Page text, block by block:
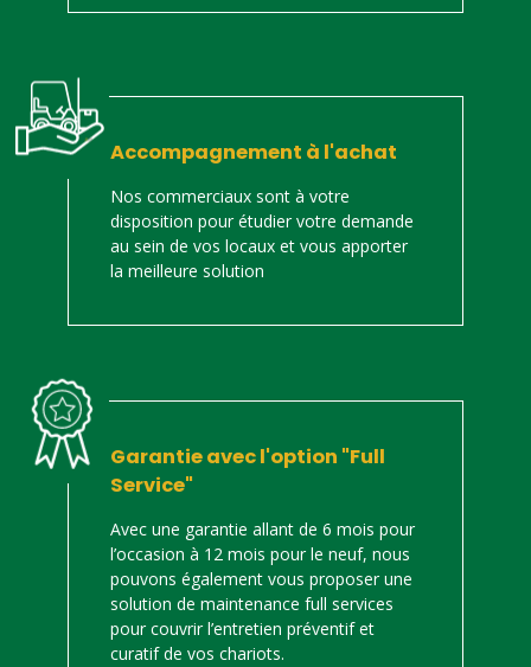
Accompagnement à l'achat
Nos commerciaux sont à votre
disposition pour étudier votre demande
au sein de vos locaux et vous apporter
la meilleure solution
Garantie avec l'option "Full
Service"
Avec une garantie allant de 6 mois pour
l’occasion à 12 mois pour le neuf, nous
pouvons également vous proposer une
solution de maintenance full services
pour couvrir l’entretien préventif et
curatif de vos chariots.